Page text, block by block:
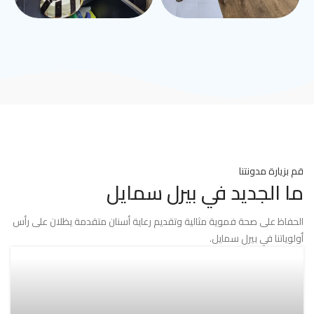
قم بزيارة مدونتنا
ما الجديد في بيرل سمايل
الحفاظ على صحة فموية مثالية وتقديم رعاية أسنان متقدمة يظلان على رأس
أولوياتنا في بيرل سمايل.